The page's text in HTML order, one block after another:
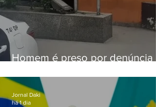
Homem é preso por denúncia
Alcântara
Jornal Daki
há 1 dia